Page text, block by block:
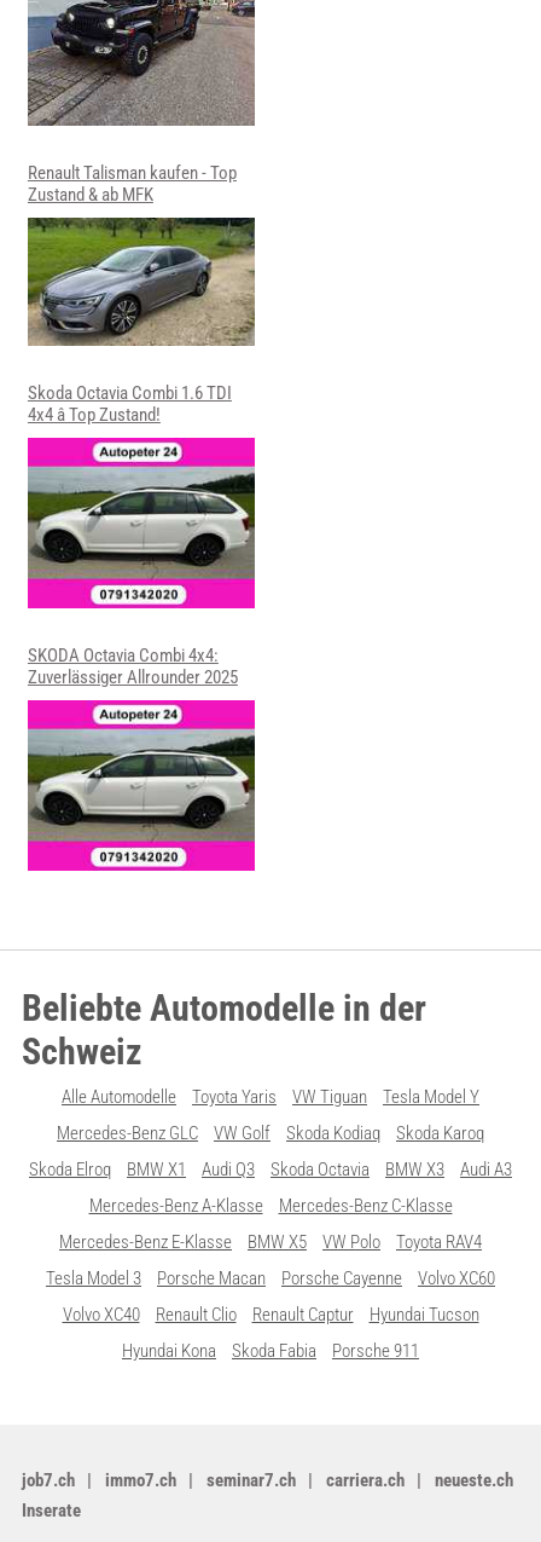
Renault Talisman kaufen - Top
Zustand & ab MFK
Skoda Octavia Combi 1.6 TDI
4x4 â Top Zustand!
SKODA Octavia Combi 4x4:
Zuverlässiger Allrounder 2025
Beliebte Automodelle in der
Schweiz
Alle Automodelle Toyota Yaris VW Tiguan
Tesla Model Y
Mercedes-Benz GLC
VW Golf Skoda Kodiaq
Skoda Karoq
Skoda Elroq
BMW X1 Audi Q3 Skoda Octavia BMW X3
Audi A3
Mercedes-Benz A-Klasse
Mercedes-Benz C-Klasse
Mercedes-Benz E-Klasse
BMW X5 VW Polo
Toyota RAV4
Tesla Model 3
Porsche Macan Porsche Cayenne
Volvo XC60
Volvo XC40
Renault Clio Renault Captur
Hyundai Tucson
Hyundai Kona
Skoda Fabia Porsche 911
job7.ch immo7.ch seminar7.ch carriera.ch
neueste.ch
Inserate